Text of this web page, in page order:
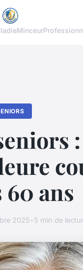
Minceur
60 ans
2025•5 min de